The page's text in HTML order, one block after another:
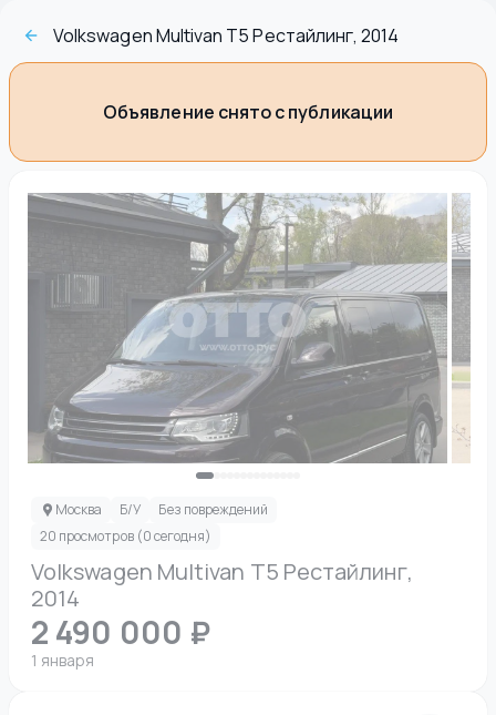
Volkswagen Multivan T5 Рестайлинг, 2014
Объявление снято с публикации
Volkswagen Multivan T5 Рестайлинг,
2014
2 490 000 ₽
1 января
Москва Б/У
Без повреждений
20 просмотров (0 сегодня)